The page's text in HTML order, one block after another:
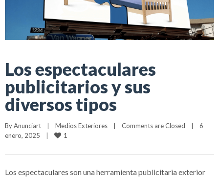
Los espectaculares
publicitarios y sus
diversos tipos
By Anunciart | Medios Exteriores | Comments are Closed |
6
enero, 2025 | 1
Los espectaculares son una herramienta publicitaria exterior